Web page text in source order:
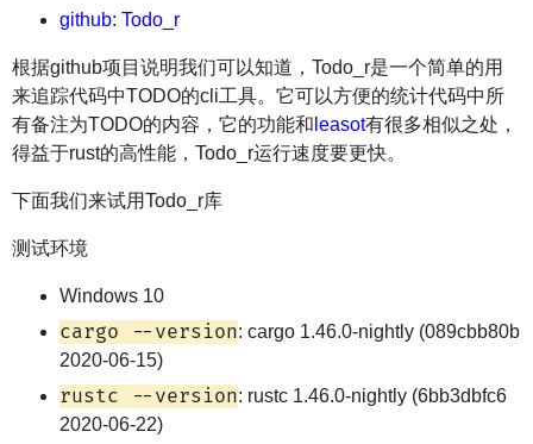
github: Todo_r
根据github项目说明我们可以知道，Todo_r是一个简单的用
来追踪代码中TODO的cli工具。它可以方便的统计代码中所
有备注为TODO的内容，它的功能和 leasot有很多相似之处，
得益于rust的高性能，Todo_r运行速度要更快。
下面我们来试用Todo_r库
测试环境
Windows 10
cargo --version: cargo 1.46.0-nightly (089cbb80b
2020-06-15)
rustc --version: rustc 1.46.0-nightly (6bb3dbfc6
2020-06-22)